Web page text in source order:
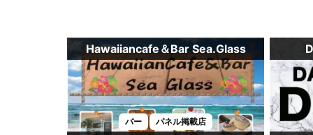
Hawaiiancafe＆Bar Sea.Glass
バー パネル掲載店